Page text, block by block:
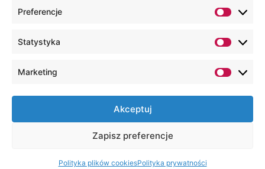
Preferencje
Statystyka
Marketing
Akceptuj
Zapisz preferencje
Polityka plików cookiesPolityka prywatności
13
kancelaria@wsei.pl
Akademia WSEI © 2000 – 2026